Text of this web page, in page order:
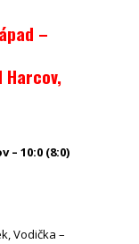
–
Harcov,
– 10:0 (8:0)
Vodička –